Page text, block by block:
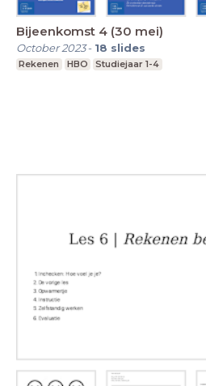
Bijeenkomst 4 (30 mei)
October 2023- 18 slides
Rekenen HBO Studiejaar 1-4